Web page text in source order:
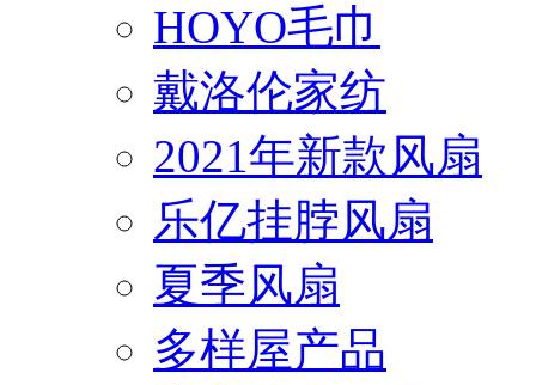
HOYO毛巾
戴洛伦家纺
2021年新款风扇
乐亿挂脖风扇
夏季风扇
多样屋产品